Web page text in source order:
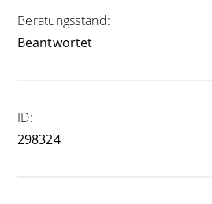
Beratungsstand:
Beantwortet
ID:
298324